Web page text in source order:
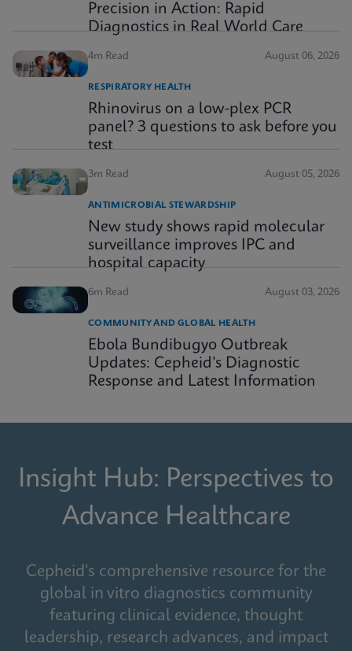
Precision in Action: Rapid
Diagnostics in Real World Care
4m Read August 06, 2026
RESPIRATORY HEALTH
Rhinovirus on a low-plex PCR
panel? 3 questions to ask before you
test
3m Read August 05, 2026
ANTIMICROBIAL STEWARDSHIP
New study shows rapid molecular
surveillance improves IPC and
hospital capacity
6m Read August 03, 2026
COMMUNITY AND GLOBAL HEALTH
Ebola Bundibugyo Outbreak
Updates: Cepheid’s Diagnostic
Response and Latest Information
Insight Hub: Perspectives to
Advance Healthcare
Cepheid's comprehensive resource for the
global in vitro diagnostics community
featuring clinical evidence, thought
leadership, research advances, and impact